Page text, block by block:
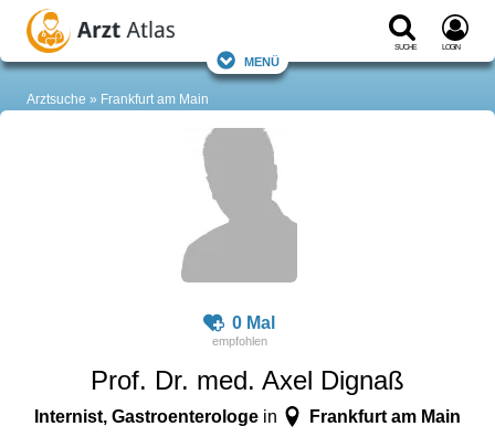
Suche Login
Menü
Arztsuche Frankfurt am Main
0 Mal
Prof. Dr. med. Axel Dignaß
Internist, Gastroenterologein Frankfurt am Main